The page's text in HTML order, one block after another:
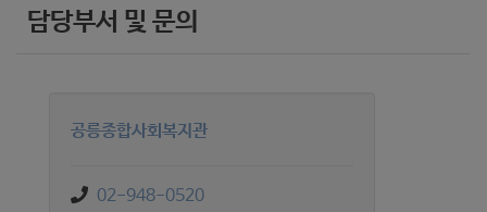
담당부서 및 문의
공릉종합사회복지관
02-948-0520